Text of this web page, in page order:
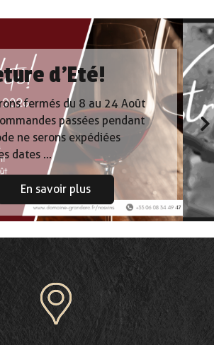
d’Eté!
fermés du 8 au 24 Août
passées pendant
ne serons expédiées
dates­ ...
En savoir plus